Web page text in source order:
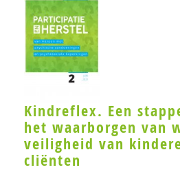
Georgia Lucassen
Rosalie Metze
Tine Molendijk
Jessica de Nijs
Annet Nugter
Ewout Openneer
Kindreflex. Een
het waarborgen van
veiligheid van
cliënten